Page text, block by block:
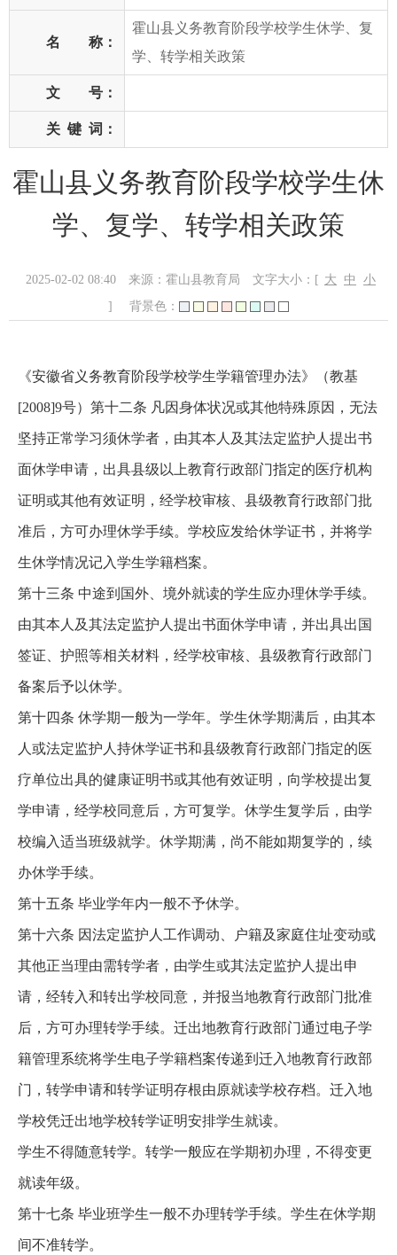
名 称：
霍山县义务教育阶段学校学生休学、复
学、转学相关政策
文 号：
关 键 词：
霍山县义务教育阶段学校学生休
学、复学、转学相关政策
2025-02-02 08:40 来源：霍山县教育局 文字大小：[ 大 中
小
]
背景色：
《安徽省义务教育阶段学校学生学籍管理办法》（教基
[2008]9号）第十二条 凡因身体状况或其他特殊原因，无法
坚持正常学习须休学者，由其本人及其法定监护人提出书
面休学申请，出具县级以上教育行政部门指定的医疗机构
证明或其他有效证明，经学校审核、县级教育行政部门批
准后，方可办理休学手续。学校应发给休学证书，并将学
生休学情况记入学生学籍档案。
第十三条 中途到国外、境外就读的学生应办理休学手续。
由其本人及其法定监护人提出书面休学申请，并出具出国
签证、护照等相关材料，经学校审核、县级教育行政部门
备案后予以休学。
第十四条 休学期一般为一学年。学生休学期满后，由其本
人或法定监护人持休学证书和县级教育行政部门指定的医
疗单位出具的健康证明书或其他有效证明，向学校提出复
学申请，经学校同意后，方可复学。休学生复学后，由学
校编入适当班级就学。休学期满，尚不能如期复学的，续
办休学手续。
第十五条 毕业学年内一般不予休学。
第十六条 因法定监护人工作调动、户籍及家庭住址变动或
其他正当理由需转学者，由学生或其法定监护人提出申
请，经转入和转出学校同意，并报当地教育行政部门批准
后，方可办理转学手续。迁出地教育行政部门通过电子学
籍管理系统将学生电子学籍档案传递到迁入地教育行政部
门，转学申请和转学证明存根由原就读学校存档。迁入地
学校凭迁出地学校转学证明安排学生就读。
学生不得随意转学。转学一般应在学期初办理，不得变更
就读年级。
第十七条 毕业班学生一般不办理转学手续。学生在休学期
间不准转学。